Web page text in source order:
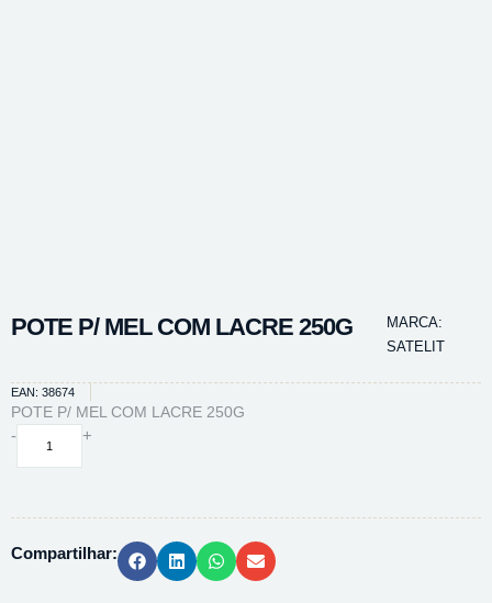
POTE P/ MEL COM LACRE 250G
MARCA:
SATELIT
EAN: 38674
POTE P/ MEL COM LACRE 250G
-
POTE
250G
+
Compartilhar: